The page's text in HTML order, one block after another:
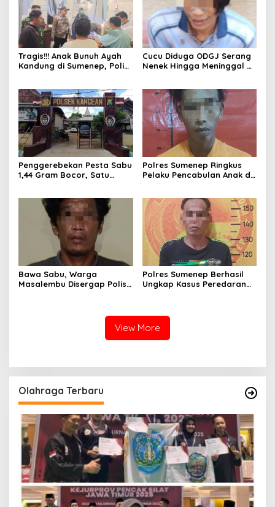
Tragis!!! Anak Bunuh Ayah
Kandung di Sumenep, Polisi
Cucu Diduga ODGJ Serang
Nenek Hingga Meninggal di
Penggerebekan Pesta Sabu
1,44 Gram Bocor, Satu
Polres Sumenep Ringkus
Pelaku Pencabulan Anak di
Bawa Sabu, Warga
Masalembu Disergap Polisi,
Polres Sumenep Berhasil
Ungkap Kasus Peredaran
View More
Olahraga Terbaru